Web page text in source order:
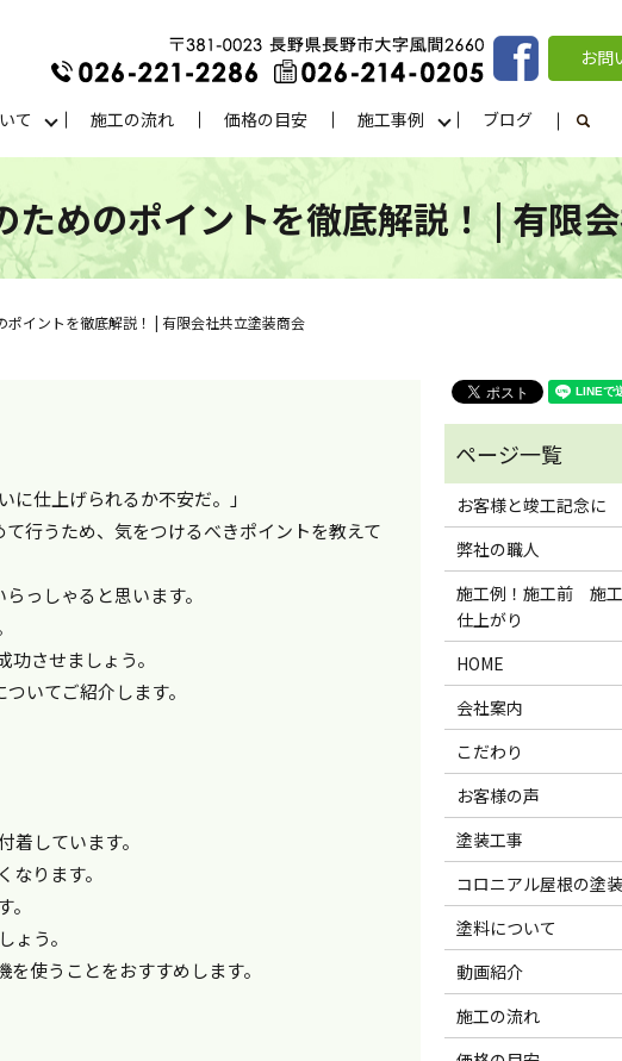
お問
て 施工の流れ 価格の目安 施工事例 ブログ
めのポイントを徹底解説！ | 有限
イントを徹底解説！ | 有限会社共立塗装商会
に仕上げられるか不安だ。」
行うため、気をつけるべきポイントを教えて
っしゃると思います。
させましょう。
いてご紹介します。
しています。
ります。
う。
使うことをおすすめします。
お客様と竣工記念に
弊社の職人
施工例！施工前 施
仕上がり
HOME
会社案内
こだわり
お客様の声
塗装工事
コロニアル屋根の塗装
塗料について
動画紹介
施工の流れ